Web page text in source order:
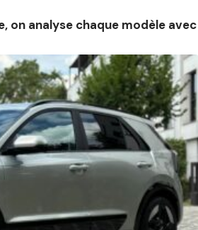
on analyse chaque modèle avec